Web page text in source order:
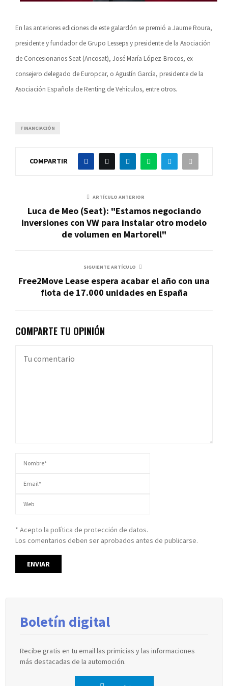
En las anteriores ediciones de este galardón se premió a Jaume Roura,
presidente y fundador de Grupo Lesseps y presidente de la Asociación
de Concesionarios Seat (Ancosat), José María López-Brocos, ex
consejero delegado de Europcar, o Agustín García, presidente de la
Asociación Española de Renting de Vehículos, entre otros.
FINANCIACIÓN
COMPARTIR
ARTÍCULO ANTERIOR
Luca de Meo (Seat): "Estamos negociando
inversiones con VW para instalar otro modelo
de volumen en Martorell"
SIGUIENTE ARTÍCULO
Free2Move Lease espera acabar el año con una
flota de 17.000 unidades en España
COMPARTE TU OPINIÓN
* Acepto la política de protección de datos.
Los comentarios deben ser aprobados antes de publicarse.
Boletín digital
Recibe gratis en tu email las primicias y las informaciones
más destacadas de la automoción.